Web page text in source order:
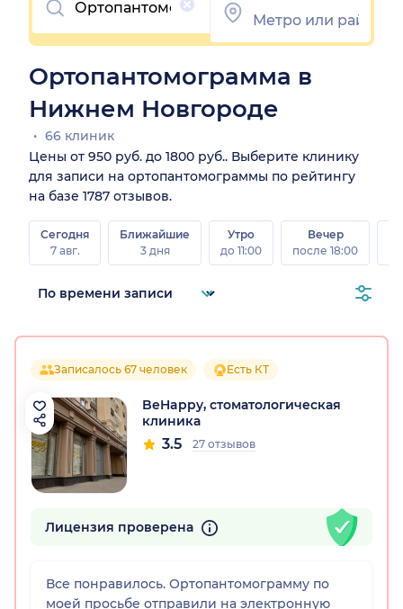
Ортопантомограмма в
Нижнем Новгороде
66 клиник
Цены от 950 руб. до 1800 руб.. Выберите клинику
для записи на ортопантомограммы по рейтингу
на базе 1787 отзывов.
Сегодня
7 авг.
Ближайшие
3 дня
Утро
до 11:00
Вечер
после 18:00
Записалось 67 человек Есть КТ
BeHappy, стоматологическая
клиника
3.5 27 отзывов
Лицензия проверена
Все понравилось. Ортопантомограмму по
моей просьбе отправили на электронную